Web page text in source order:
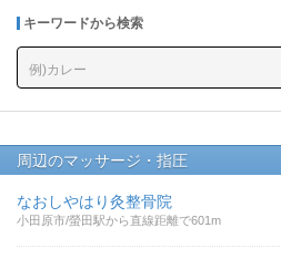
キーワードから検索
周辺のマッサージ・指圧
なおしやはり灸整骨院
小田原市/螢田駅から直線距離で601m